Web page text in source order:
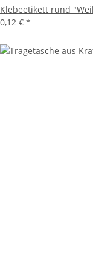
Klebeetikett rund
0,12 € *